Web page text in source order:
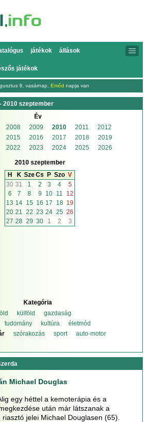
játékok állások
játékok
9, vasárnap, Emőd napja van.
2010 szeptember
Év
2008 2009 2010 2011
2012
2015 2016 2017 2018
2019
2022 2023 2024 2025 2026
2010 szeptember
H
K SzeCs P Szo V
30 31 1 2 3 4
5
6
7 8 9 10 11
12
13 14 15 16 17 18 19
20 21 22 23 24 25 26
27 28 29 30 1 2 3
Kategória
külföld
gazdaság
tudomány kultúra
életmód
szórakozás sport
auto-motor
Michael Douglas
egy héttel a kemoterápia és a
után már látszanak a
riasztó jelei Michael Douglasen (65).